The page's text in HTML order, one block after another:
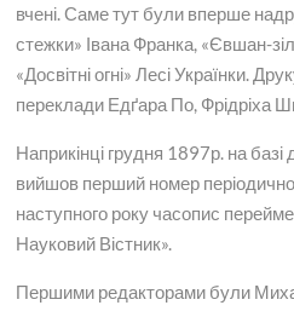
вчені. Саме тут були вперше
стежки» Івана Франка, «Євшан-
«Досвітні огні» Лесі Українки.
переклади Едґара По, Фрідріха
Наприкінці грудня 1897р. на
вийшов перший номер
наступного року часопис
Науковий Вістник».
Першими редакторами були